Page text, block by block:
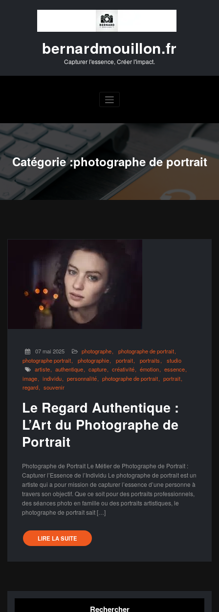
bernardmouillon.fr
Capturer l'essence, Créer l'impact.
Catégorie :photographe de portrait
07 mai 2025 photographe
photographe de portrait
photographe portrait
photographie portrait portraits
studio
artiste
authentique capture créativité émotion
essence
image
individu personnalité photographe de portrait
portrait
regard
souvenir
Le Regard Authentique :
L’Art du Photographe de
Portrait
Photographe de Portrait Le Métier de Photographe de Portrait :
Capturer l’Essence de l’Individu Le photographe de portrait est un
artiste qui a pour mission de capturer l’essence d’une personne à
travers son objectif. Que ce soit pour des portraits professionnels,
des séances photo en famille ou des portraits artistiques, le
photographe de portrait sait […]
LIRE LA SUITE
Rechercher